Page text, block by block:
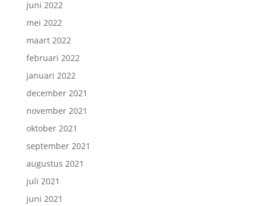
juni 2022
mei 2022
maart 2022
februari 2022
januari 2022
december 2021
november 2021
oktober 2021
september 2021
augustus 2021
juli 2021
juni 2021